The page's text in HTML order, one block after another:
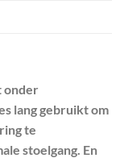
onder
lang gebruikt om
te
stoelgang. En